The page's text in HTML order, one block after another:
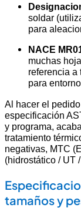
soldar
para
NACE
muchas
referencia a
para
Al hacer el
especificación
y programa,
tratamiento
negativas, MTC
(hidrostático / UT
tamaños y